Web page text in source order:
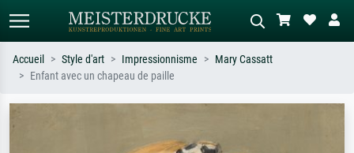
impressionnisme, vague de Hokusai,
tableau sombre, nu debout près d'un
Accueil Style d'art Impressionnisme
Mary Cassatt
Enfant avec un chapeau de paille